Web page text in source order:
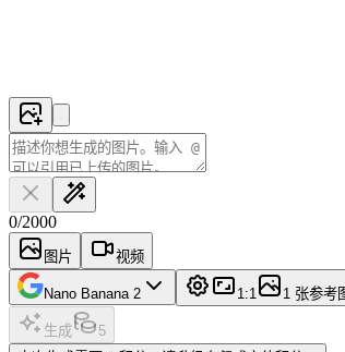
0/2000
图片 视频
Nano Banana 2 1:1 1 张参考
生成
5